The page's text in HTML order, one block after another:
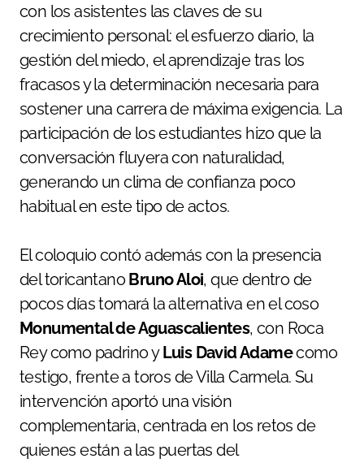
con los asistentes las claves de su
crecimiento personal: el esfuerzo diario, la
gestión del miedo, el aprendizaje tras los
fracasos y la determinación necesaria para
sostener una carrera de máxima exigencia. La
participación de los estudiantes hizo que la
conversación fluyera con naturalidad,
generando un clima de confianza poco
habitual en este tipo de actos.
El coloquio contó además con la presencia
del toricantanoBruno Aloi, que dentro de
pocos días tomará la alternativa en el coso
Monumental de Aguascalientes, con Roca
Rey como padrino yLuis David Adamecomo
testigo, frente a toros de Villa Carmela. Su
intervención aportó una visión
complementaria, centrada en los retos de
quienes están a las puertas del